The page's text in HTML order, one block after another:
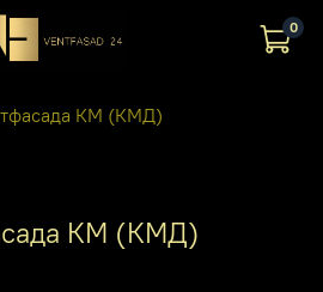
0
КМ (КМД)
КМ (КМД)